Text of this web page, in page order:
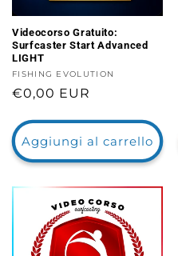
Videocorso Gratuito:
Surfcaster Start Advanced
LIGHT
Fornitore:
FISHING EVOLUTION
Prezzo
listino
€0,00 EUR
Aggiungi al carrello